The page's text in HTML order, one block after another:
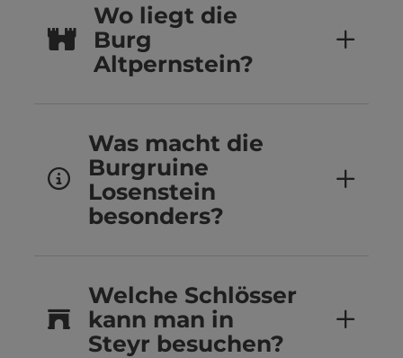
Wo liegt die
Burg
Altpernstein?
Was macht die
Burgruine
Losenstein
besonders?
Welche Schlösser
kann man in
Steyr besuchen?